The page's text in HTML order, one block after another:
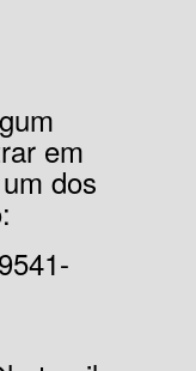
em
dos